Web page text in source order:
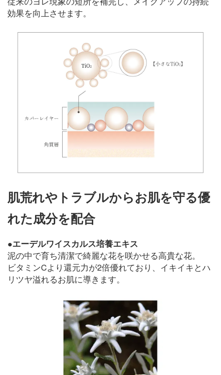
効果を向上させます。
肌荒れやトラブルからお肌を守る優
れた成分を配合
●エーデルワイスカルス培養エキス
泥の中で育ち清潔で綺麗な花を咲かせる高貴な花。
ビタミンCより還元力が2倍優れており、イキイキとハ
リツヤ溢れるお肌に導きます。